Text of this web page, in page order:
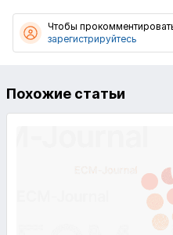
Чтобы
зарегистрируйтесь
Похожие статьи